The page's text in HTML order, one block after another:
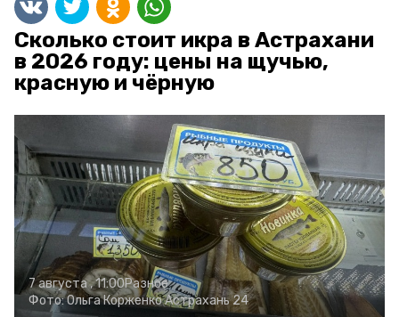
Сколько стоит икра в Астрахани
в 2026 году: цены на щучью,
красную и чёрную
7 августа , 11:00Разное
Фото:Ольга КорженкоАстрахань 24